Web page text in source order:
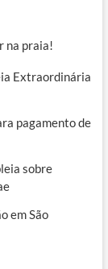
na praia!
Extraordinária
pagamento de
sobre
em São